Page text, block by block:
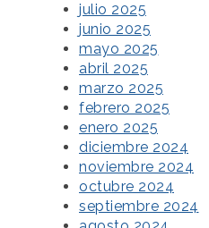
julio 2025
junio 2025
mayo 2025
abril 2025
marzo 2025
febrero 2025
enero 2025
diciembre 2024
noviembre 2024
octubre 2024
septiembre 2024